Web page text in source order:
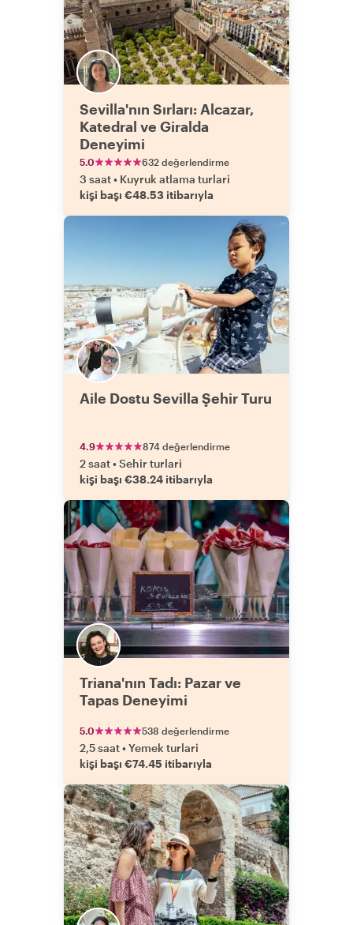
Sevilla'nın Sırları: Alcazar,
Katedral ve Giralda
Deneyimi
5.0 632 değerlendirme
3 saat• Kuyruk atlama turlari
kişi başı €48.53 itibarıyla
Aile Dostu Sevilla Şehir Turu
4.9 874 değerlendirme
2 saat•Sehir turlari
kişi başı €38.24 itibarıyla
Triana'nın Tadı: Pazar ve
Tapas Deneyimi
5.0 538 değerlendirme
2,5 saat•Yemek turlari
kişi başı €74.45 itibarıyla